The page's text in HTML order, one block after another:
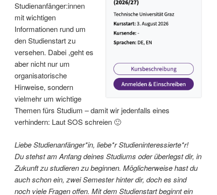
Studienanfänger:innen
mit wichtigen
Informationen rund um
den Studienstart zu
versehen. Dabei ,geht es
aber nicht nur um
organisatorische
Hinweise, sondern
vielmehr um wichtige
Themen fürs Studium – damit wir jedenfalls eines
verhindern: Laut SOS schreien 🙂
Liebe Studienanfänger*in, liebe*r Studieninteressierte*r!
Du stehst am Anfang deines Studiums oder überlegst dir, in
Zukunft zu studieren zu beginnen. Möglicherweise hast du
auch schon ein, zwei Semester hinter dir, doch es sind
noch viele Fragen offen. Mit dem Studienstart beginnt ein